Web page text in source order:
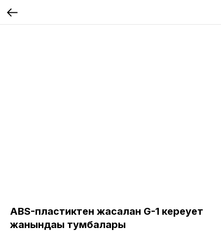
ABS-пластиктен жасалған G-1 кереует
жанындағы тумбалары